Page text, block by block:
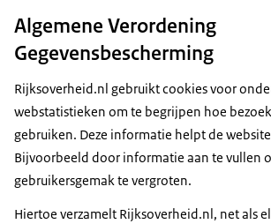
Algemene Verordening
Gegevensbescherming
Rijksoverheid.nl gebruikt cookies voor
webstatistieken om te begrijpen hoe
gebruiken. Deze informatie helpt de
Bijvoorbeeld door informatie aan te vullen
gebruikersgemak te vergroten.
Hiertoe verzamelt Rijksoverheid.nl, net als